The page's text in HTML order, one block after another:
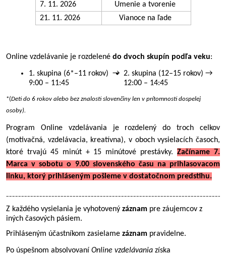
7. 11. 2026
Umenie a tvorenie
21. 11. 2026
Vianoce na ľade
Online vzdelávanie je rozdelené do dvoch skupín podľa veku:
1. skupina (6*–11 rokov) →
9:00 – 11:45
2. skupina (12–15 rokov) →
12:00 – 14:45
*(Deti do 6 rokov alebo bez znalosti slovenčiny len v prítomnosti dospelej
osoby).
Program Online vzdelávania je rozdelený do troch celkov
(motivačná, vzdelávacia, kreatívna), v oboch vysielacích časoch,
ktoré trvajú 45 minút + 15 minútové prestávky. Začíname 7.
Marca v sobotu o 9.00 slovenského času na prihlasovacom
linku, ktorý prihláseným pošleme v dostatočnom predstihu.
Z každého vysielania je vyhotovený záznam pre záujemcov z
iných časových pásiem.
Prihláseným účastníkom zasielame záznam pravidelne.
Po úspešnom absolvovaní Online vzdelávania získa